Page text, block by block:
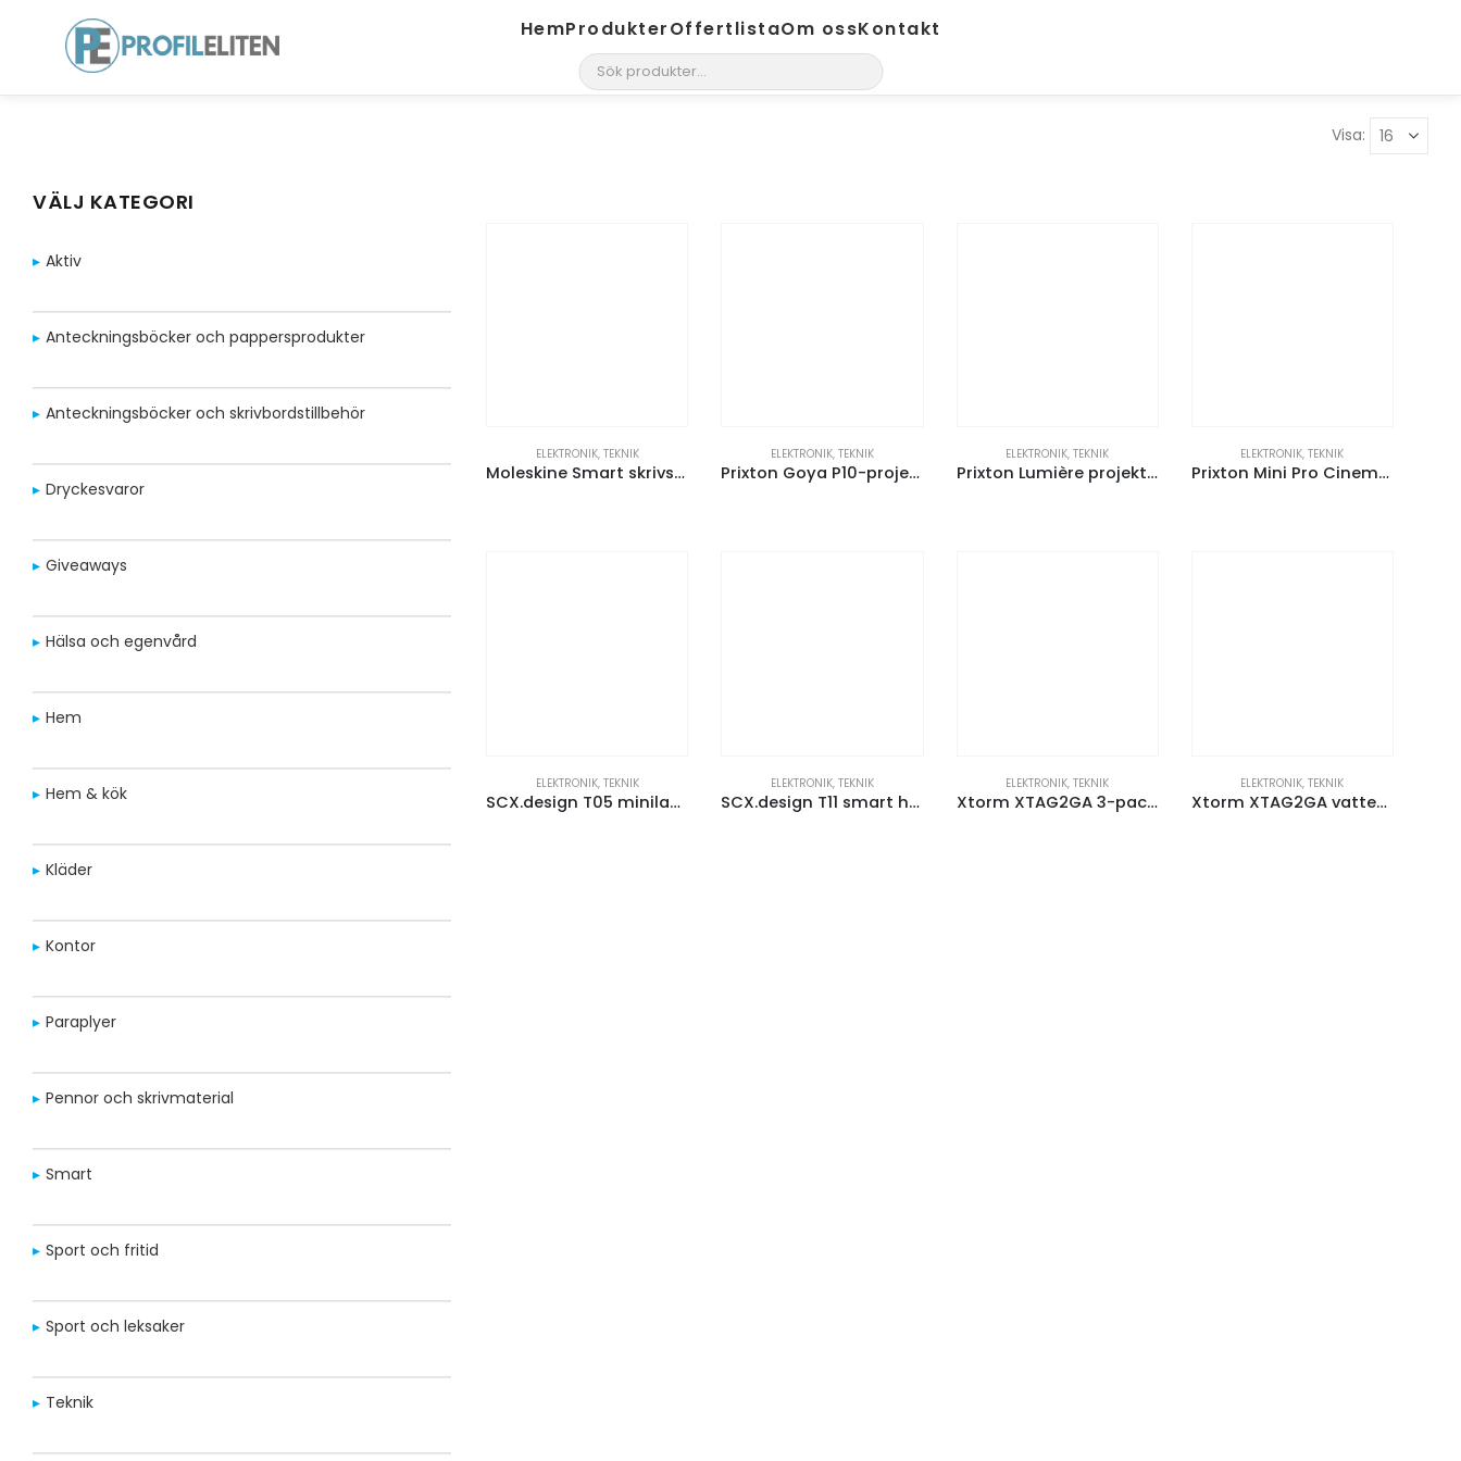
HemProdukterOffertlistaOm ossKontakt
Visa:
VÄLJ KATEGORI
Aktiv
Anteckningsböcker och pappersprodukter
Anteckningsböcker och skrivbordstillbehör
Dryckesvaror
Giveaways
Hälsa och egenvård
Hem
Hem & kök
Kläder
Kontor
Paraplyer
Pennor och skrivmaterial
Smart
Sport och fritid
Sport och leksaker
Teknik
ELEKTRONIK, TEKNIK
Moleskine Smart skrivset
ELEKTRONIK, TEKNIK
Prixton Goya P10-projektor
ELEKTRONIK,TEKNIK
Prixton Lumière projektor
ELEKTRONIK,TEKNIK
Prixton Mini Pro Cinema projektor
ELEKTRONIK, TEKNIK
SCX.design T05 minilaseravståndsmätare
ELEKTRONIK, TEKNIK
SCX.design T11 smart hänglås med fingeravtryck
ELEKTRONIK,TEKNIK
Xtorm XTAG2GA 3-pack vattentålig tracker
ELEKTRONIK,TEKNIK
Xtorm XTAG2GA vattentät tracker